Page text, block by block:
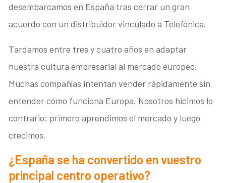
desembarcamos en España tras cerrar un gran
acuerdo con un distribuidor vinculado a Telefónica.
Tardamos entre tres y cuatro años en adaptar
nuestra cultura empresarial al mercado europeo.
Muchas compañías intentan vender rápidamente sin
entender cómo funciona Europa. Nosotros hicimos lo
contrario: primero aprendimos el mercado y luego
crecimos.
¿España se ha convertido en vuestro
principal centro operativo?